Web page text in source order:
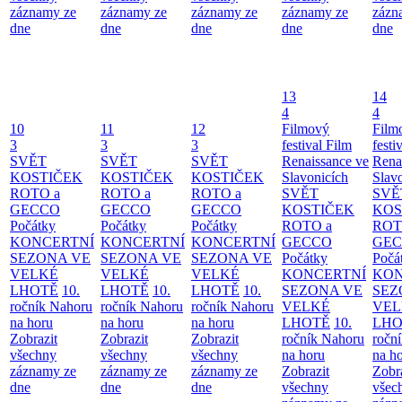
záznamy ze
dne
záznamy ze
dne
záznamy ze
dne
záznamy ze
dne
dne
10
3
SVĚT
KOSTIČEK
ROTO a
GECCO
Počátky
KONCERTNÍ
SEZONA VE
VELKÉ
LHOTĚ 10.
ročník Nahoru
na horu
Zobrazit
všechny
záznamy ze
dne
11
3
SVĚT
KOSTIČEK
ROTO a
GECCO
Počátky
KONCERTNÍ
SEZONA VE
VELKÉ
LHOTĚ 10.
ročník Nahoru
na horu
Zobrazit
všechny
záznamy ze
dne
12
3
SVĚT
KOSTIČEK
ROTO a
GECCO
Počátky
KONCERTNÍ
SEZONA VE
VELKÉ
LHOTĚ 10.
ročník Nahoru
na horu
Zobrazit
všechny
záznamy ze
dne
13
4
Filmový
festival Film
Renaissance ve
Slavonicích
SVĚT
KOSTIČEK
ROTO a
GECCO
Počátky
KONCERTNÍ
SEZONA VE
VELKÉ
LHOTĚ 10.
ročník Nahoru
na horu
Zobrazit
všechny
14
4
na